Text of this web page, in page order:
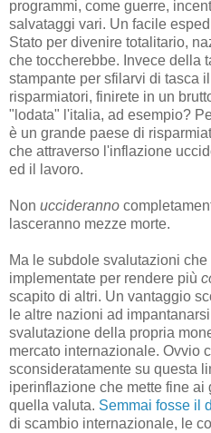
programmi, come guerre,
salvataggi vari. Un facile
Stato per divenire totalitario,
che toccherebbe. Invece della
stampante per sfilarvi di tasca
risparmiatori, finirete in un
"lodata" l'italia, ad esempio?
è un grande paese di
che attraverso l'inflazione
ed il lavoro.
Non uccideranno
lasceranno mezze morte.
Ma le subdole svalutazioni
implementate per rendere più
scapito di altri. Un vantaggio
le altre nazioni ad
svalutazione della propria
mercato internazionale. Ovvio
sconsideratamente su questa
iperinflazione che mette fine
quella valuta. Semmai fosse il
di scambio internazionale, le